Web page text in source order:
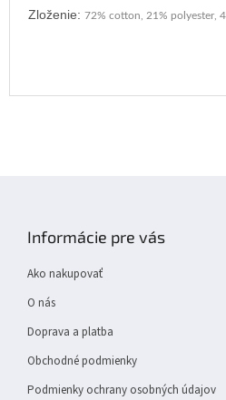
Zloženie: 72% cotton, 21% polyester,
Informácie pre vás
Ako nakupovať
O nás
Doprava a platba
Obchodné podmienky
Podmienky ochrany osobných údajov